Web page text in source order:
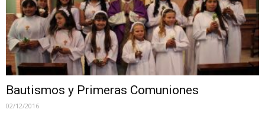
Bautismos y Primeras Comuniones
02/12/2016